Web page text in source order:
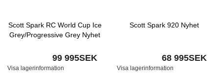
Scott Spark RC World Cup Ice
Grey/Progressive Grey Nyhet
99 995SEK
Visa lagerinformation
Scott Spark 920 Nyhet
68 995SEK
Visa lagerinformation